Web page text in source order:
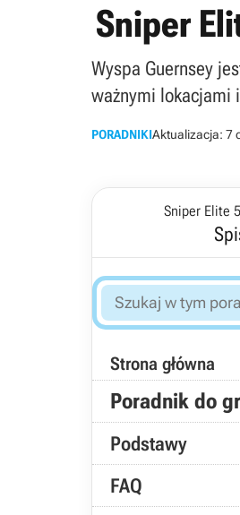
Sniper
Wyspa Guernsey
ważnymi lokacjami
PORADNIKIAktualizacja: 7
Sniper Elite
Strona główna
Poradnik do
Podstawy
FAQ